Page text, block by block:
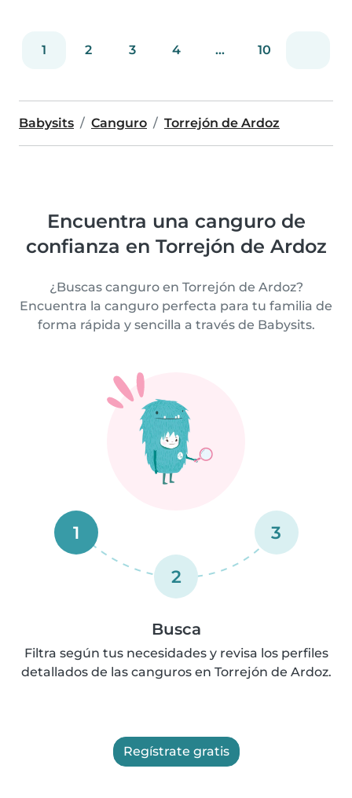
1 2 3 4 ... 10
Babysits Canguro Torrejón de Ardoz
Encuentra una canguro de
confianza en Torrejón de Ardoz
¿Buscas canguro en Torrejón de Ardoz?
Encuentra la canguro perfecta para tu familia de
forma rápida y sencilla a través de Babysits.
1
2
3
Busca
Filtra según tus necesidades y revisa los perfiles
detallados de las canguros en Torrejón de Ardoz.
Regístrate gratis